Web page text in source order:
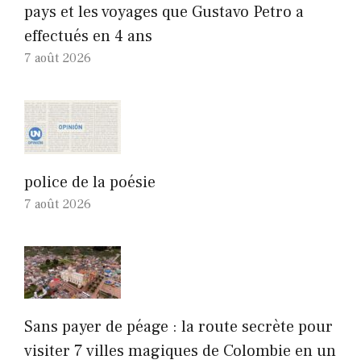
pays et les voyages que Gustavo Petro a
effectués en 4 ans
7 août 2026
police de la poésie
7 août 2026
Sans payer de péage : la route secrète pour
visiter 7 villes magiques de Colombie en un